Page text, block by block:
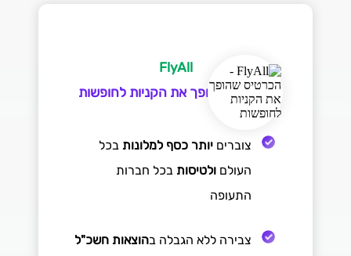
FlyAll
הכרטיס שהופך את הקניות לחופשות
צוברים יותר כסף למלונות בכל
העולם ולטיסות בכל חברות
התעופה
צבירה ללא הגבלה בהוצאות חשכ"ל